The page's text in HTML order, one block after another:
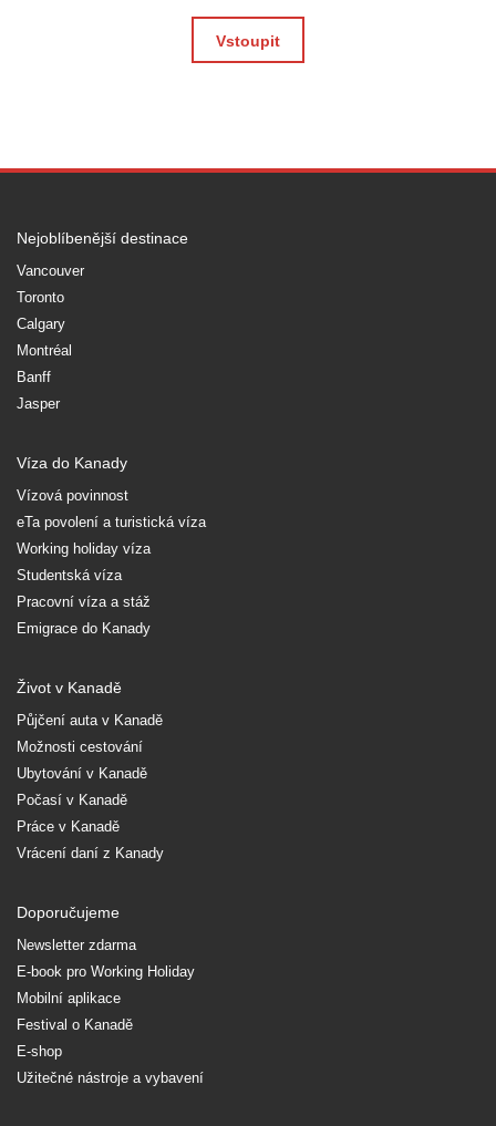
Vstoupit
Nejoblíbenější destinace
Vancouver
Toronto
Calgary
Montréal
Banff
Jasper
Víza do Kanady
Vízová povinnost
eTa povolení a turistická víza
Working holiday víza
Studentská víza
Pracovní víza a stáž
Emigrace do Kanady
Život v Kanadě
Půjčení auta v Kanadě
Možnosti cestování
Ubytování v Kanadě
Počasí v Kanadě
Práce v Kanadě
Vrácení daní z Kanady
Doporučujeme
Newsletter zdarma
E-book pro Working Holiday
Mobilní aplikace
Festival o Kanadě
E-shop
Užitečné nástroje a vybavení